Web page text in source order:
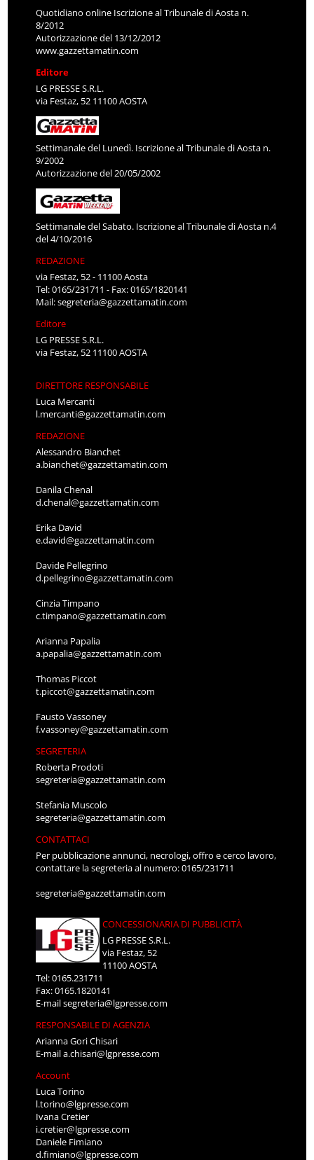
Quotidiano online Iscrizione al Tribunale di Aosta n.
8/2012
Autorizzazione del 13/12/2012
www.gazzettamatin.com
Editore
LG PRESSE S.R.L.
via Festaz, 52 11100 AOSTA
Settimanale del Lunedì. Iscrizione al Tribunale di Aosta n.
9/2002
Autorizzazione del 20/05/2002
Settimanale del Sabato. Iscrizione al Tribunale di Aosta n.4
del 4/10/2016
REDAZIONE
via Festaz, 52 - 11100 Aosta
Tel: 0165/231711 - Fax: 0165/1820141
Mail:segreteria@gazzettamatin.com
Editore
LG PRESSE S.R.L.
via Festaz, 52 11100 AOSTA
DIRETTORE RESPONSABILE
Luca Mercanti
l.mercanti@gazzettamatin.com
REDAZIONE
Alessandro Bianchet
a.bianchet@gazzettamatin.com
Danila Chenal
d.chenal@gazzettamatin.com
Erika David
e.david@gazzettamatin.com
Davide Pellegrino
d.pellegrino@gazzettamatin.com
Cinzia Timpano
c.timpano@gazzettamatin.com
Arianna Papalia
a.papalia@gazzettamatin.com
Thomas Piccot
t.piccot@gazzettamatin.com
Fausto Vassoney
f.vassoney@gazzettamatin.com
SEGRETERIA
Roberta Prodoti
segreteria@gazzettamatin.com
Stefania Muscolo
segreteria@gazzettamatin.com
CONTATTACI
Per pubblicazione annunci, necrologi, offro e cerco lavoro,
contattare la segreteria al numero: 0165/231711
segreteria@gazzettamatin.com
CONCESSIONARIA DI PUBBLICITÀ
LG PRESSE S.R.L.
via Festaz, 52
11100 AOSTA
Tel: 0165.231711
Fax: 0165.1820141
E-mailsegreteria@lgpresse.com
RESPONSABILE DI AGENZIA
Arianna Gori Chisari
E-maila.chisari@lgpresse.com
Account
Luca Torino
l.torino@lgpresse.com
Ivana Cretier
i.cretier@lgpresse.com
Daniele Fimiano
d.fimiano@lgpresse.com